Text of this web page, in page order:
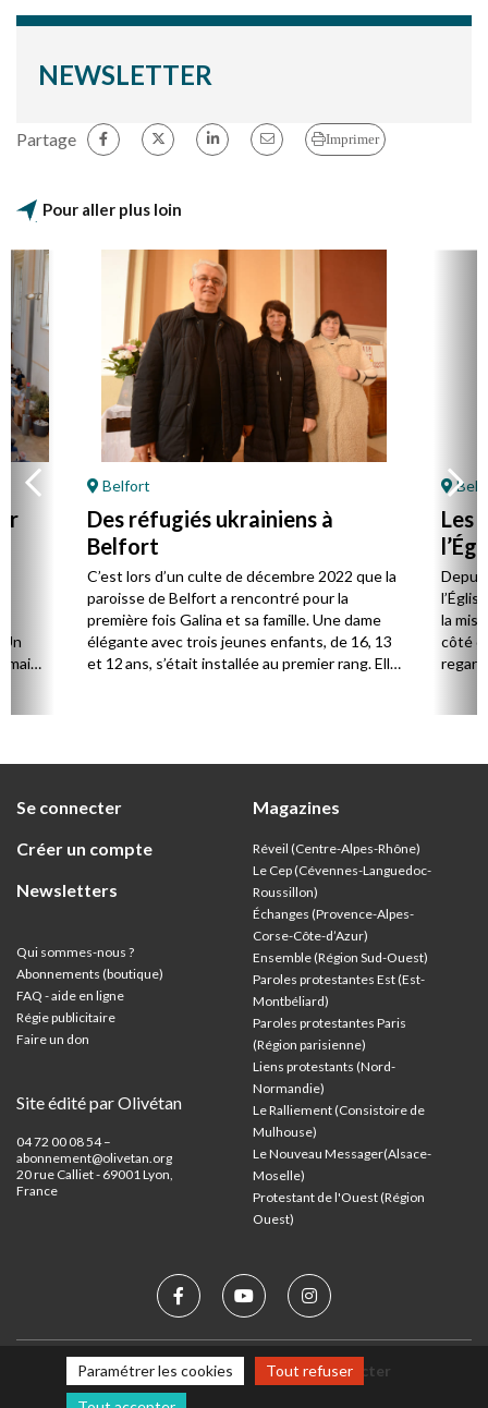
NEWSLETTER
Partage Imprimer
Pour aller plus loin
mais
Belfort
Des réfugiés ukrainiens à
Belfort
C’est lors d’un culte de décembre 2022 que la
paroisse de Belfort a rencontré pour la
première fois Galina et sa famille. Une dame
élégante avec trois jeunes enfants, de 16, 13
et 12 ans, s’était installée au premier rang. Elle
Les
la
côté
Se connecter
Créer un compte
Newsletters
Qui sommes-nous ?
Abonnements (boutique)
FAQ - aide en ligne
Régie publicitaire
Faire un don
Site édité par Olivétan
04 72 00 08 54 –
abonnement@olivetan.org
20 rue Calliet - 69001 Lyon,
France
Magazines
Réveil (Centre-Alpes-Rhône)
Le Cep (Cévennes-Languedoc-
Roussillon)
Échanges (Provence-Alpes-
Corse-Côte-d’Azur)
Ensemble (Région Sud-Ouest)
Paroles protestantes Est (Est-
Montbéliard)
Paroles protestantes Paris
(Région parisienne)
Liens protestants (Nord-
Normandie)
Le Ralliement (Consistoire de
Mulhouse)
Le Nouveau Messager(Alsace-
Moselle)
Protestant de l'Ouest (Région
Ouest)
Mentions légales Nous contacter
Paramétrer les cookies
Tout refuser